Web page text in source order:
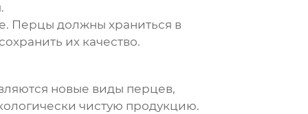
Перцы должны храниться в
их качество.
новые виды перцев,
чистую продукцию.